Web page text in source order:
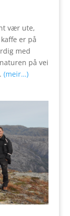
vær ute,
er på
med
på vei
(meir…)